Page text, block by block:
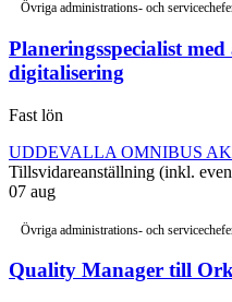
Övriga administrations- och
Planeringsspecialist
digitalisering
Fast lön
UDDEVALLA OMNIBUS
Tillsvidareanställning (inkl.
07 aug
Övriga administrations- och
Quality Manager till